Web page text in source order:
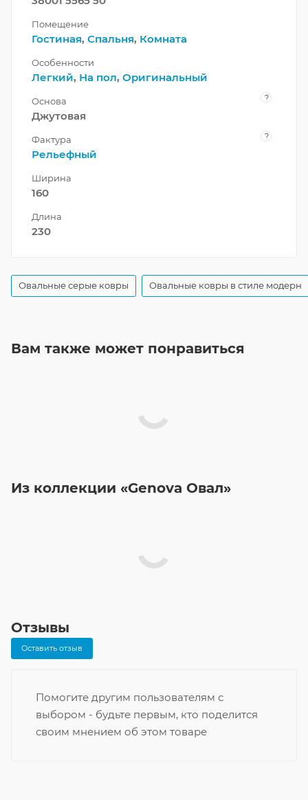
Помещение
Гостиная, Спальня, Комната
Особенности
Легкий, На пол, Оригинальный
Основа ?
Джутовая
Фактура ?
Рельефный
Ширина
160
Длина
230
Овальные серые ковры Овальные ковры в стиле модерн
Вам также может понравиться
Из коллекции «Genova Овал»
Отзывы
Оставить отзыв
Помогите другим пользователям с
выбором - будьте первым, кто поделится
своим мнением об этом товаре